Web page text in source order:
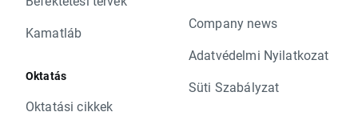
Kamatláb
Oktatás
Oktatási cikkek
Company news
Adatvédelmi Nyilatkozat
Süti Szabályzat